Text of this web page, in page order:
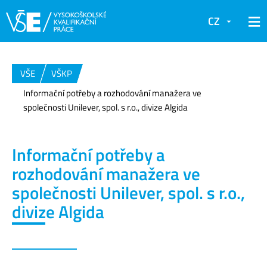
CZ
VŠE
VŠKP
Informační potřeby a rozhodování manažera ve
společnosti Unilever, spol. s r.o., divize Algida
Informační potřeby a
rozhodování manažera ve
společnosti Unilever, spol. s r.o.,
divize Algida